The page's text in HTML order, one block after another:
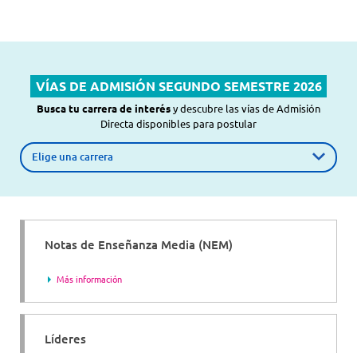
VÍAS DE ADMISIÓN SEGUNDO SEMESTRE 2026
Busca tu carrera de interésy descubre las vías de Admisión
Directa disponibles para postular
Carrera de interés
Notas de Enseñanza Media (NEM)
Más información
Líderes